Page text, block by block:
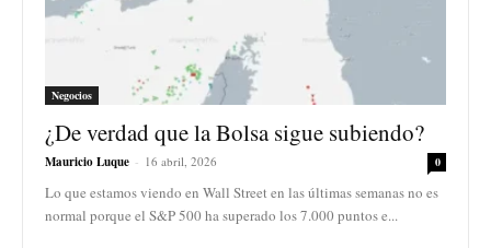
Negocios
¿De verdad que la Bolsa sigue subiendo?
Mauricio Luque - 16 abril, 2026 0
Lo que estamos viendo en Wall Street en las últimas semanas no es
normal porque el S&P 500 ha superado los 7.000 puntos e...